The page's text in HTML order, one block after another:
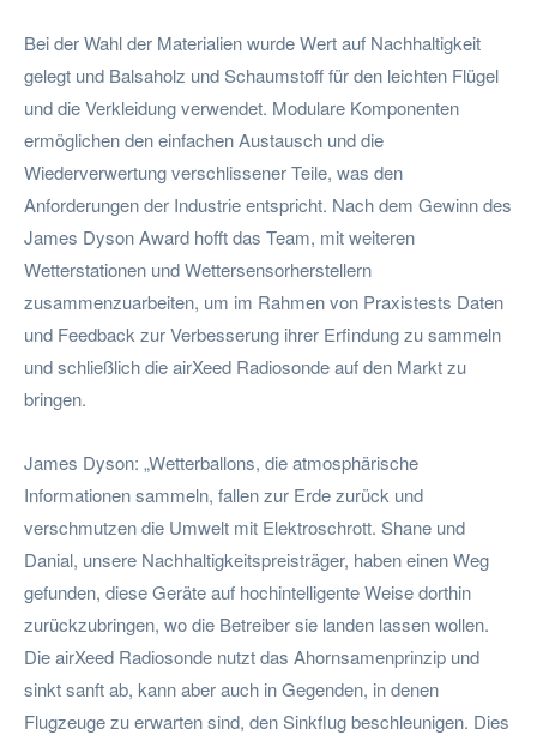
Bei der Wahl der Materialien wurde Wert auf Nachhaltigkeit
gelegt und Balsaholz und Schaumstoff für den leichten Flügel
und die Verkleidung verwendet. Modulare Komponenten
ermöglichen den einfachen Austausch und die
Wiederverwertung verschlissener Teile, was den
Anforderungen der Industrie entspricht. Nach dem Gewinn des
James Dyson Award hofft das Team, mit weiteren
Wetterstationen und Wettersensorherstellern
zusammenzuarbeiten, um im Rahmen von Praxistests Daten
und Feedback zur Verbesserung ihrer Erfindung zu sammeln
und schließlich die airXeed Radiosonde auf den Markt zu
bringen.
James Dyson: „Wetterballons, die atmosphärische
Informationen sammeln, fallen zur Erde zurück und
verschmutzen die Umwelt mit Elektroschrott. Shane und
Danial, unsere Nachhaltigkeitspreisträger, haben einen Weg
gefunden, diese Geräte auf hochintelligente Weise dorthin
zurückzubringen, wo die Betreiber sie landen lassen wollen.
Die airXeed Radiosonde nutzt das Ahornsamenprinzip und
sinkt sanft ab, kann aber auch in Gegenden, in denen
Flugzeuge zu erwarten sind, den Sinkflug beschleunigen. Dies